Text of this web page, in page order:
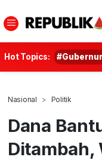
Hot Topics:
Nasional Politik
Dana
Ditambah,